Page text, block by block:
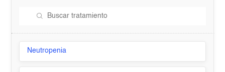
Neutropenia